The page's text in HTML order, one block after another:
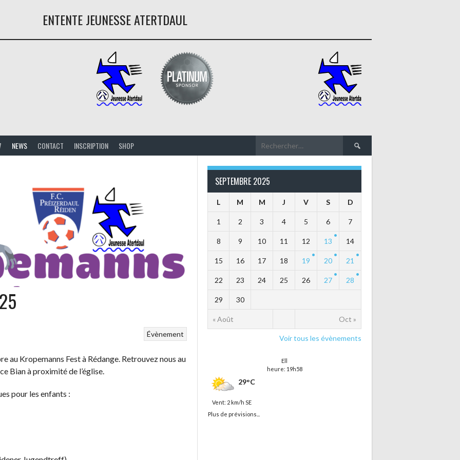
ENTENTE JEUNESSE ATERTDAUL
NEWS CONTACT INSCRIPTION SHOP Rechercher :
Évènement
au Kropemanns Fest à Rédange. Retrouvez nous au
Bian à proximité de l’église.
pour les enfants :
SEPTEMBRE 2025
L M M J V S D
« Août Oct »
1 2 3 4 5 6 7
8 9 10 11 12 13 14
15 16 17 18 19 20 21
22 23 24 25 26 27 28
29 30
Voir tous les évènements
Ell
heure: 19h58
29°C
Vent: 2 km/h SE
Plus de prévisions...